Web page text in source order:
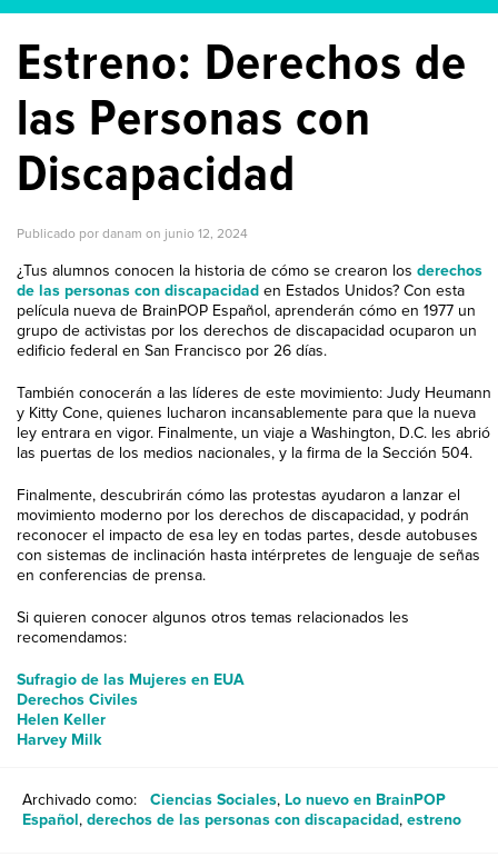
Estreno: Derechos de
las Personas con
Discapacidad
Publicado por danam on junio 12, 2024
¿Tus alumnos conocen la historia de cómo se crearon los derechos
de las personas con discapacidad en Estados Unidos? Con esta
película nueva de BrainPOP Español, aprenderán cómo en 1977 un
grupo de activistas por los derechos de discapacidad ocuparon un
edificio federal en San Francisco por 26 días.
También conocerán a las líderes de este movimiento: Judy Heumann
y Kitty Cone, quienes lucharon incansablemente para que la nueva
ley entrara en vigor. Finalmente, un viaje a Washington, D.C. les abrió
las puertas de los medios nacionales, y la firma de la Sección 504.
Finalmente, descubrirán cómo las protestas ayudaron a lanzar el
movimiento moderno por los derechos de discapacidad, y podrán
reconocer el impacto de esa ley en todas partes, desde autobuses
con sistemas de inclinación hasta intérpretes de lenguaje de señas
en conferencias de prensa.
Si quieren conocer algunos otros temas relacionados les
recomendamos:
Sufragio de las Mujeres en EUA
Derechos Civiles
Helen Keller
Harvey Milk
Archivado como: Ciencias Sociales, Lo nuevo en BrainPOP
Español, derechos de las personas con discapacidad, estreno